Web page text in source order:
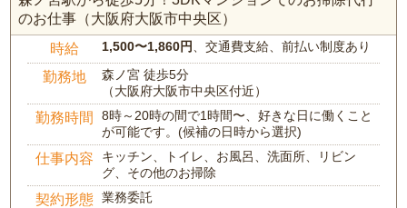
のお仕事（大阪府大阪市中央区）
時給 1,500〜1,860円 、交通費支給、前払い制度あり
勤務地
森ノ宮 徒歩5分
（大阪府大阪市中央区付近）
勤務時間
8時～20時の間で1時間〜、好きな日に働くこと
が可能です。(候補の日時から選択)
仕事内容
キッチン、トイレ、お風呂、洗面所、リビン
グ、その他のお掃除
契約形態 業務委託